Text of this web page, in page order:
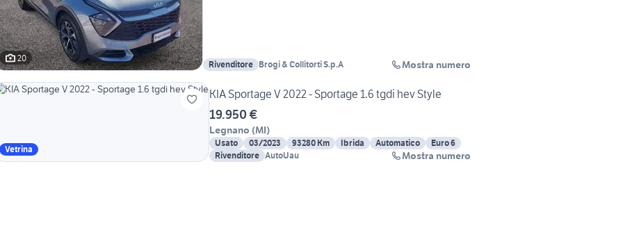
20
Rivenditore Brogi & Collitorti S.p.A Mostra numero
Vetrina
KIA Sportage V 2022 - Sportage 1.6 tgdi hev Style
19.950 €
Legnano (MI)
Usato 03/2023 93280 Km Ibrida Automatico
Euro 6
Rivenditore AutoUau Mostra numero